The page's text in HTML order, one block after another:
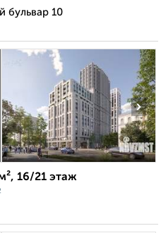
бульвар 10
›
16/21 этаж